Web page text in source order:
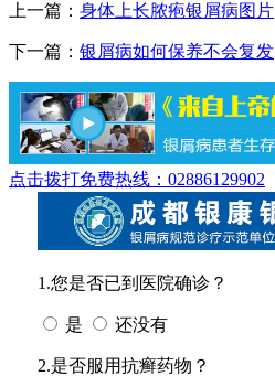
上一篇： 身体上长脓疱银屑病图片
下一篇： 银屑病如何保养不会复发
点击拨打免费热线：02886129902
1.您是否已到医院确诊？
是 还没有
2.是否服用抗癣药物？